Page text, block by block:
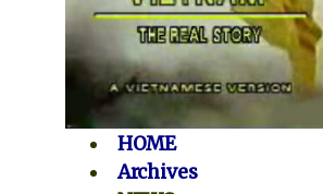
HOME
Archives